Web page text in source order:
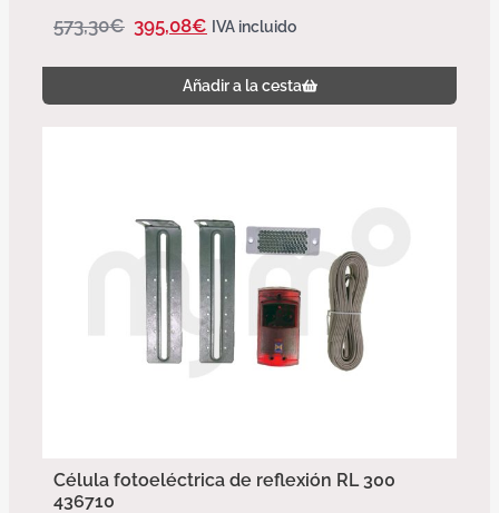
573,30€ 395,08€ IVA incluido
Añadir a la cesta
Célula fotoeléctrica de reflexión RL 300
436710